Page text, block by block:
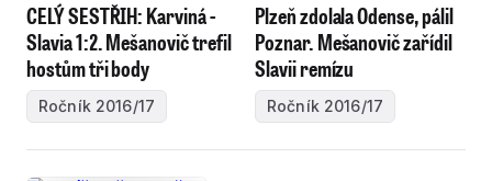
CELÝ SESTŘIH: Karviná -
Slavia 1:2. Mešanovič trefil
hostům tři body
Ročník 2016/17
Plzeň zdolala Odense, pálil
Poznar. Mešanovič zařídil
Slavii remízu
Ročník 2016/17